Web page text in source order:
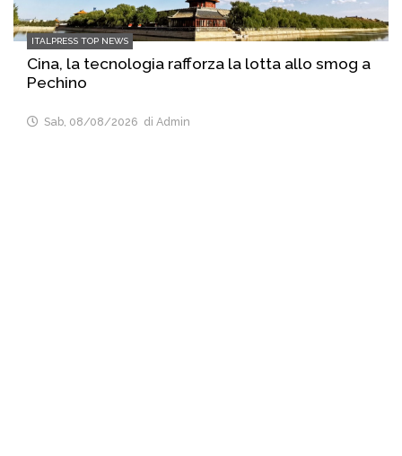
ITALPRESS TOP NEWS
Cina, la tecnologia rafforza la lotta allo smog a
Pechino
Sab, 08/08/2026 di Admin